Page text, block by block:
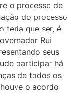
o processo de
do processo
teria que ser, é
Rui
seus
participar há
de todos os
o acordo